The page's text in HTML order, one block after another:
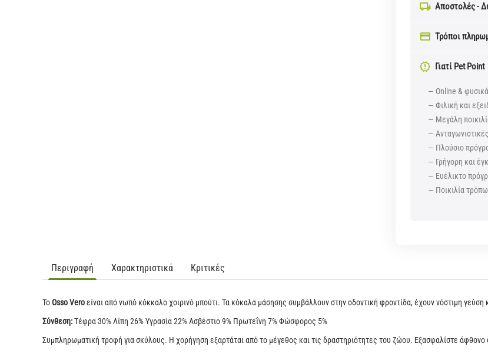
Αποστολές -
Τρόποι
Γιατί Pet Point
— Online &
— Φιλική και
— Μεγάλη
—
— Πλούσιο
— Γρήγορη και
— Ευέλικτο
— Ποικιλία
Περιγραφή Χαρακτηριστικά Κριτικές
ΤοOsso Veroείναι από νωπό κόκκαλο χοιρινό μπούτι. Τα κόκαλα μάσησης συμβάλλουν στην οδοντική φροντίδα, έχουν νόστιμη
Σύνθεση:Τέφρα 30% Λίπη 26% Υγρασία 22% Ασβέστιο 9% Πρωτεΐνη 7% Φώσφορος 5%
Συμπληρωματική τροφή για σκύλους. Η χορήγηση εξαρτάται από το μέγεθος και τις δραστηριότητες του ζώου. Εξασφαλίστε